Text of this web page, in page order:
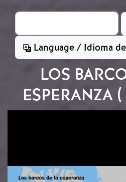
Search
Language / Idioma
LOS
ESPERANZA